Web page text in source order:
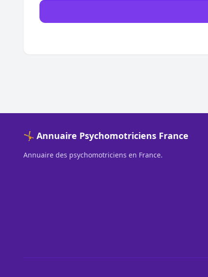
🤸 Annuaire Psychomotriciens France
Annuaire des psychomotriciens en France.